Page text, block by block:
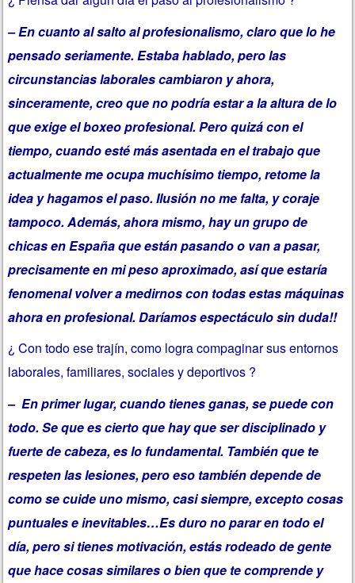
– En cuanto al salto al profesionalismo, claro que lo he
pensado seriamente. Estaba hablado, pero las
circunstancias laborales cambiaron y ahora,
sinceramente, creo que no podría estar a la altura de lo
que exige el boxeo profesional. Pero quizá con el
tiempo, cuando esté más asentada en el trabajo que
actualmente me ocupa muchísimo tiempo, retome la
idea y hagamos el paso. Ilusión no me falta, y coraje
tampoco. Además, ahora mismo, hay un grupo de
chicas en España que están pasando o van a pasar,
precisamente en mi peso aproximado, así que estaría
fenomenal volver a medirnos con todas estas máquinas
ahora en profesional. Daríamos espectáculo sin duda!!
¿ Con todo ese trajín, como logra compaginar sus entornos
laborales, familiares, sociales y deportivos ?
– En primer lugar, cuando tienes ganas, se puede con
todo. Se que es cierto que hay que ser disciplinado y
fuerte de cabeza, es lo fundamental. También que te
respeten las lesiones, pero eso también depende de
como se cuide uno mismo, casi siempre, excepto cosas
puntuales e inevitables…Es duro no parar en todo el
día, pero si tienes motivación, estás rodeado de gente
que hace cosas similares o bien que te comprende y